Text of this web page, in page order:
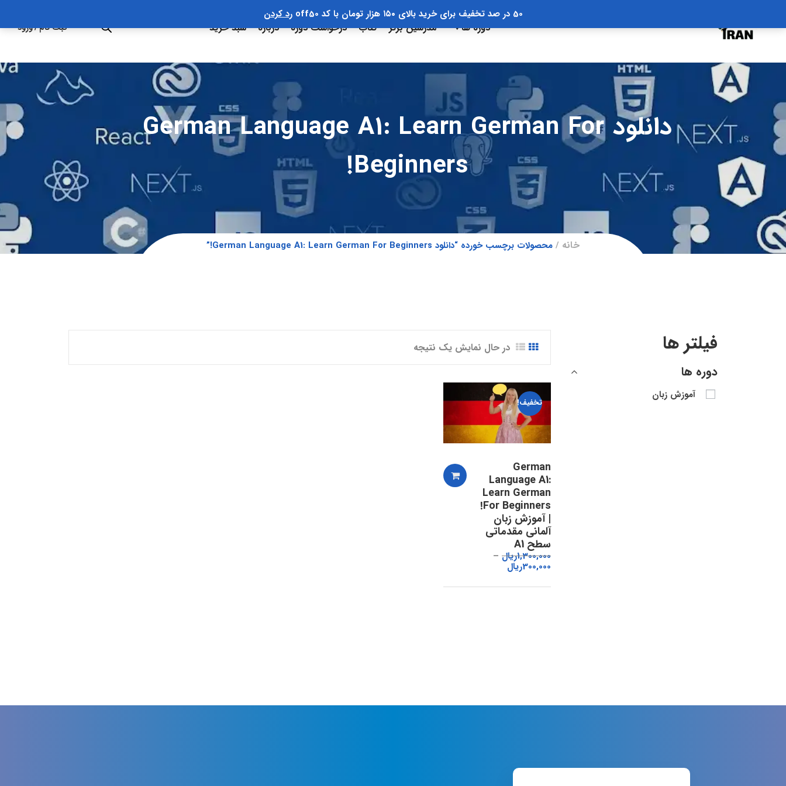
50 در صد تخفیف برای خرید بالای ۱۵۰ هزار تومان با کد off50 رد کردن
دوره ها مدرسین برتر کتاب درخواست دوره درباره سبد خرید ثبت نام/ورود
دانلود German Language A1: Learn German For
Beginners!
خانه محصولات برچسب خورده “دانلود German Language A1: Learn German For Beginners!”
در حال نمایش یک نتیجه
تخفیف!
German
Language A1:
Learn German
For Beginners!
| آموزش زبان
آلمانی مقدماتی
سطح A1
1,300,000ریال
300,000ریال
فیلتر ها
دوره ها
آموزش زبان